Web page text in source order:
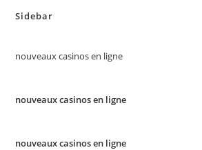
Sidebar
nouveaux casinos en ligne
nouveaux casinos en ligne
nouveaux casinos en ligne